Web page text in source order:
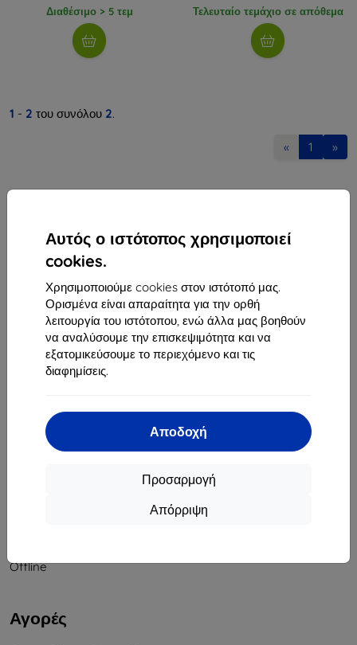
Αυτός ο ιστότοπος χρησιμοποιεί
cookies.
Χρησιμοποιούμε cookies στον ιστότοπό μας.
Ορισμένα είναι απαραίτητα για την ορθή
λειτουργία του ιστότοπου, ενώ άλλα μας βοηθούν
να αναλύσουμε την επισκεψιμότητα και να
εξατομικεύσουμε το περιεχόμενο και τις
διαφημίσεις.
Αποδοχή
Προσαρμογή
Απόρριψη
Διαθέσιμο > 5 τεμ Τελευταίο τεμάχιο σε απόθεμα
1 - 2 του συνόλου 2.
« 1 »
Οδός Rudolfa Mocka 3750/2A
841 04 Bratislava
Αριθμός Μητρώου Εταιρείας:46701494
ΑΦΜ ΦΠΑ:SK2023549671
Επικοινωνία
info@top4mobile.eu
Offline
Αγορές